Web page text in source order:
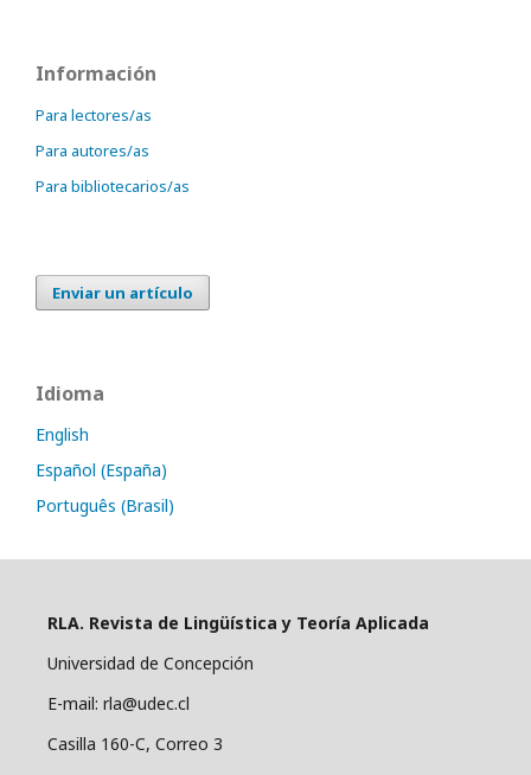
Información
Para lectores/as
Para autores/as
Para bibliotecarios/as
Enviar un artículo
Idioma
English
Español (España)
Português (Brasil)
RLA. Revista de Lingüística y Teoría Aplicada
Universidad de Concepción
E-mail: rla@udec.cl
Casilla 160-C, Correo 3